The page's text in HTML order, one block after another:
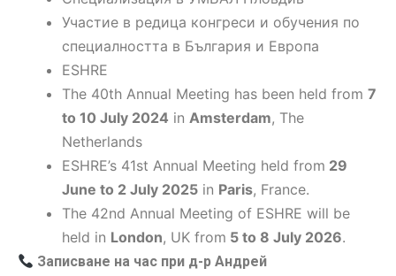
Участие в редица конгреси и обучения по
специалността в България и Европа
ESHRE
The 40th Annual Meeting has been held from 7
to 10 July 2024 in Amsterdam, The
Netherlands
ESHRE’s 41st Annual Meeting held from 29
June to 2 July 2025 in Paris, France.
The 42nd Annual Meeting of ESHRE will be
held in London, UK from 5 to 8 July 2026.
Записване на час при д-р Андрей